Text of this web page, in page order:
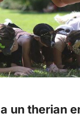
un therian